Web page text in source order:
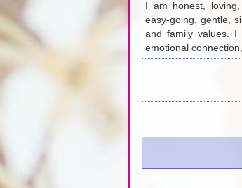
I am honest, loving,
easy-going, gentle,
and family values.
emotional